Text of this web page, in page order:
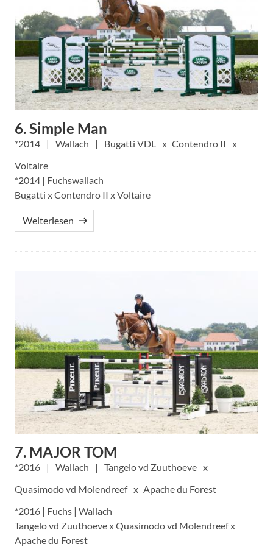
6. Simple Man
2014 Wallach Bugatti VDL
Contendro II
Voltaire
*2014 | Fuchswallach
Bugatti x Contendro II x Voltaire
Weiterlesen
7. MAJOR TOM
2016 Wallach
Tangelo vd Zuuthoeve
Quasimodo vd Molendreef
Apache du Forest
*2016 | Fuchs | Wallach
Tangelo vd Zuuthoeve x Quasimodo vd Molendreef x
Apache du Forest